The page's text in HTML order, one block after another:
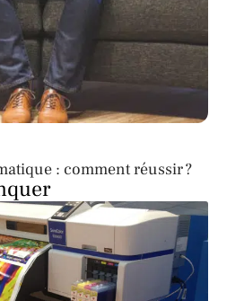
: comment réussir ?